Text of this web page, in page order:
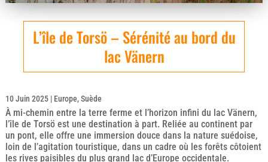
L’île de Torsö – Sérénité au bord du
lac Vänern
10 Juin 2025| Europe,Suède
À mi-chemin entre la terre ferme et l’horizon infini du lac Vänern,
l’île de Torsö est une destination à part. Reliée au continent par
un pont, elle offre une immersion douce dans la nature suédoise,
loin de l’agitation touristique, dans un cadre où les forêts côtoient
les rives paisibles du plus grand lac d’Europe occidentale.